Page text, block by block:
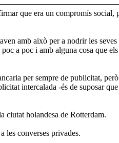
que era un compromís social,
amb això per a nodrir les
a poc i amb alguna cosa que
per sempre de publicitat,
intercalada -és de suposar
ciutat holandesa de Rotterdam.
les converses privades.